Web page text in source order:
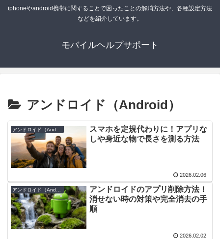
iphoneやandroid携帯に関することで困ったことの解消方法や、各種設定方法
などを紹介しています。
モバイルヘルプサポート
アンドロイド（Android）
スマホを定規代わりに！アプリな
しや身近な物で長さを測る方法
2026.02.06
アンドロイド（Android）
アンドロイドのアプリ削除方法！
消せない時の対策や完全消去の手
順
2026.02.02